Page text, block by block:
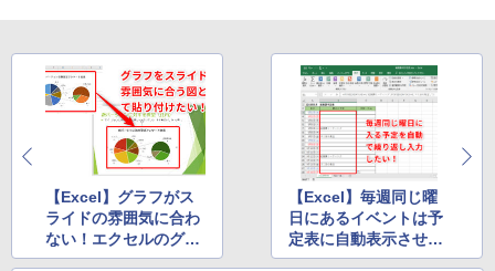
Amazon Kindle - 目に優しい、かさばら
ない、大きな画面で読みやすい、6週間持
続バッテリー、6インチディスプレイ電子
書籍リーダー、ブラック、16GB、広告な
し
￥19,980
Kindle Paperwhite シグニチャーエディ
ション (32GB) 7インチディスプレイ、明
【Excel】グラフがス
ライドの雰囲気に合わ
ない！エクセルのグラ
フをパワポのテーマに
【Excel】毎週同じ曜
日にあるイベントは予
定表に自動表示させた
い！エクセルのIF関数